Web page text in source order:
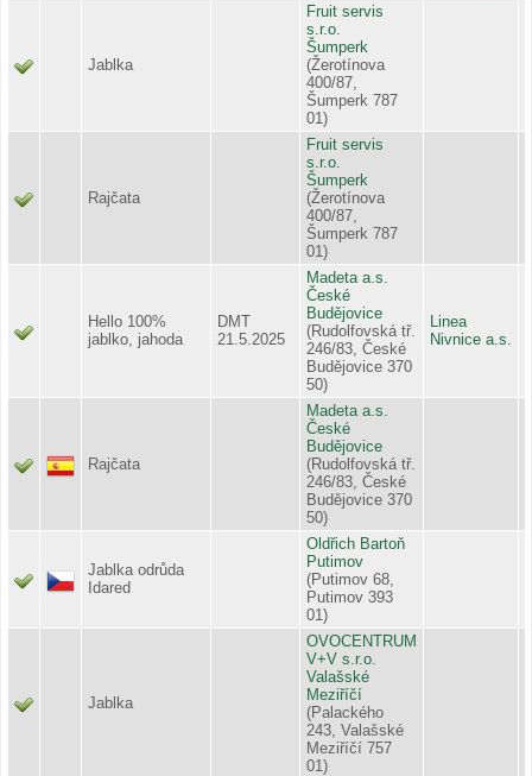
Jablka
Fruit servis
s.r.o.
Šumperk
(Žerotínova
400/87,
Šumperk 787
01)
Rajčata
Fruit servis
s.r.o.
Šumperk
(Žerotínova
400/87,
Šumperk 787
01)
Hello 100%
jablko, jahoda
DMT
21.5.2025
Madeta a.s.
České
Budějovice
(Rudolfovská tř.
246/83, České
Budějovice 370
50)
Linea
Nivnice a.s.
Rajčata
Madeta a.s.
České
Budějovice
(Rudolfovská tř.
246/83, České
Budějovice 370
50)
Jablka odrůda
Idared
Oldřich Bartoň
Putimov
(Putimov 68,
Putimov 393
01)
Jablka
OVOCENTRUM
V+V s.r.o.
Valašské
Meziříčí
(Palackého
243, Valašské
Meziříčí 757
01)